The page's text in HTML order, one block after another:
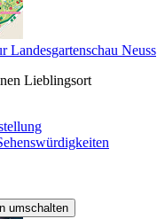
Landesgartenschau Neuss
Lieblingsort
umschalten